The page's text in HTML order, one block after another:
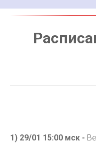
1) 29/01 15:00 мск -